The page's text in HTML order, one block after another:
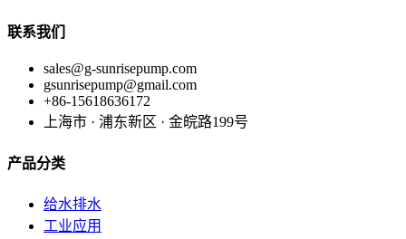
联系我们
sales@g-sunrisepump.com
gsunrisepump@gmail.com
+86-15618636172
上海市 · 浦东新区 · 金皖路199号
产品分类
给水排水
工业应用